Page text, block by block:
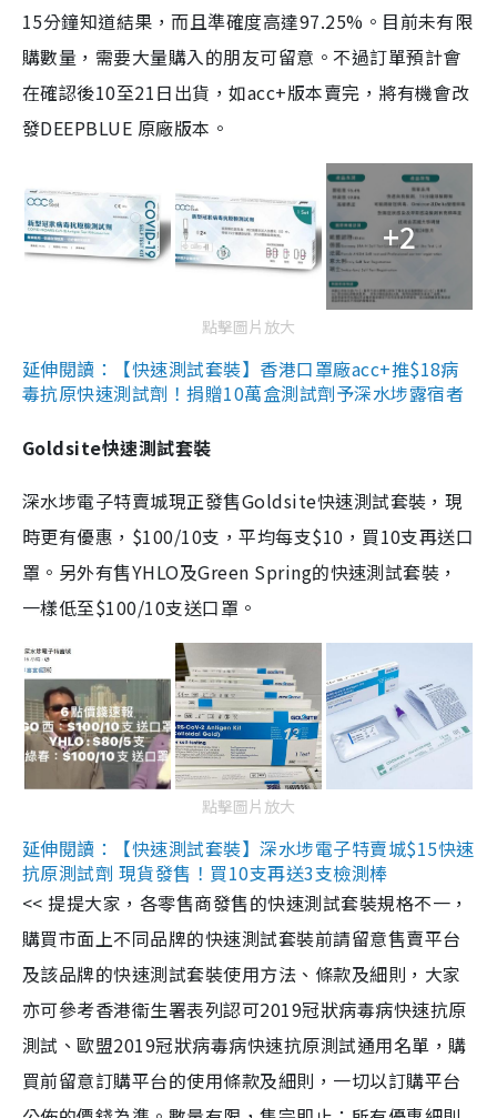
15分鐘知道結果，而且準確度高達97.25%。目前未有限
購數量，需要大量購入的朋友可留意。不過訂單預計會
在確認後10至21日出貨，如acc+版本賣完，將有機會改
發DEEPBLUE 原廠版本。
+2
點擊圖片放大
延伸閱讀：【快速測試套裝】香港口罩廠acc+推$18病
毒抗原快速測試劑！捐贈10萬盒測試劑予深水埗露宿者
Goldsite快速測試套裝
深水埗電子特賣城現正發售Goldsite快速測試套裝，現
時更有優惠，$100/10支，平均每支$10，買10支再送口
罩。另外有售YHLO及Green Spring的快速測試套裝，
一樣低至$100/10支送口罩。
點擊圖片放大
延伸閱讀：【快速測試套裝】深水埗電子特賣城$15快速
抗原測試劑 現貨發售！買10支再送3支檢測棒
<< 提提大家，各零售商發售的快速測試套裝規格不一，
購買市面上不同品牌的快速測試套裝前請留意售賣平台
及該品牌的快速測試套裝使用方法、條款及細則，大家
亦可參考香港衞生署表列認可2019冠狀病毒病快速抗原
測試、歐盟2019冠狀病毒病快速抗原測試通用名單，購
買前留意訂購平台的使用條款及細則，一切以訂購平台